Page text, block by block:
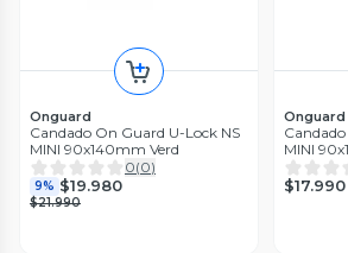
Onguard
Candado On Guard U-Lock NS
MINI 90x140mm Verd
0(0)
9% $19.980
$21.990
Onguard
MINI
$17.990